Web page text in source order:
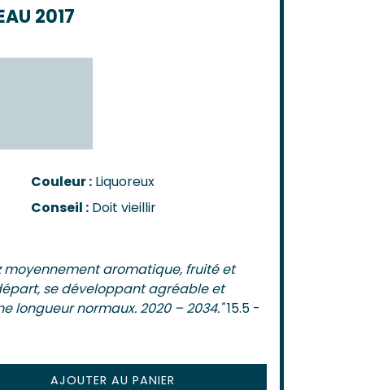
Rosé
Bourg
de Bordeaux
Côtes-De-Bordeaux
2017
Couleur : Liquoreux
Conseil : Doit vieillir
moyennement aromatique, fruité et
se développant agréable et
longueur normaux. 2020 – 2034."15.5 -
AJOUTER AU PANIER